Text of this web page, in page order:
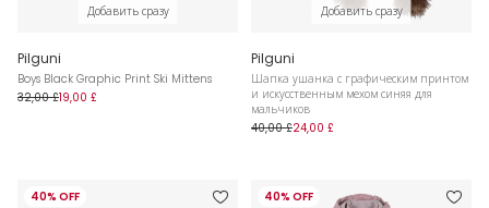
Добавить сразу
Pilguni
Boys Black Graphic Print Ski Mittens
32,00 £19,00 £
Добавить сразу
Pilguni
Шапка ушанка с графическим принтом
и искусственным мехом синяя для
мальчиков
40,00 £24,00 £
40% OFF 40% OFF